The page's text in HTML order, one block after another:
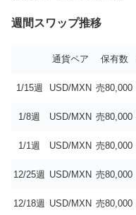
週間スワップ推移
通貨ペア 保有数
1/15週 USD/MXN 売80,000
1/8週 USD/MXN 売80,000
1/1週 USD/MXN 売80,000
12/25週 USD/MXN 売80,000
12/18週 USD/MXN 売80,000